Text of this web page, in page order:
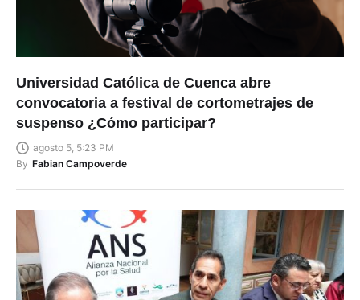
Universidad Católica de Cuenca abre
convocatoria a festival de cortometrajes de
suspenso ¿Cómo participar?
agosto 5, 5:23 PM
By Fabian Campoverde